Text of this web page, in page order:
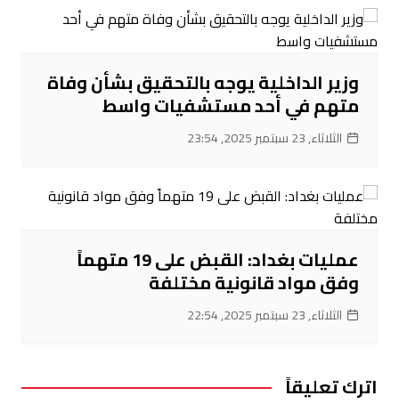
‌وزير الداخلية يوجه بالتحقيق بشأن وفاة
متهم في أحد مستشفيات واسط
الثلاثاء, 23 سبتمبر 2025, 23:54
عمليات بغداد: القبض على 19 متهماً
وفق مواد قانونية مختلفة
الثلاثاء, 23 سبتمبر 2025, 22:54
اترك تعليقاً